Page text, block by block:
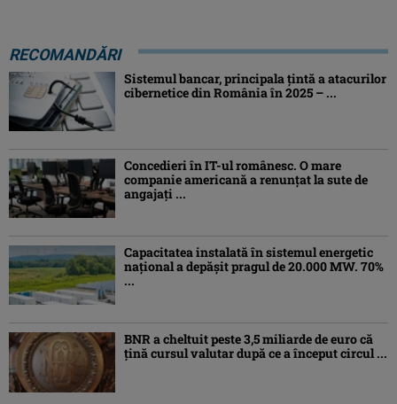
RECOMANDĂRI
Sistemul bancar, principala țintă a atacurilor
cibernetice din România în 2025 – ...
Concedieri în IT-ul românesc. O mare
companie americană a renunțat la sute de
angajați ...
Capacitatea instalată în sistemul energetic
național a depășit pragul de 20.000 MW. 70%
...
BNR a cheltuit peste 3,5 miliarde de euro că
țină cursul valutar după ce a început circul ...